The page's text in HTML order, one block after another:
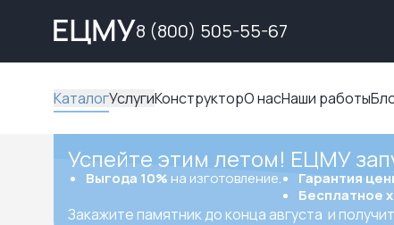
8 (800) 505-55-67
КаталогУслугиКонструкторО насНаши работы
Успейте этим летом! ЕЦМУ
Выгода 10% на изготовление. Гарантия
Бесплатное
Закажите памятник до конца августа и